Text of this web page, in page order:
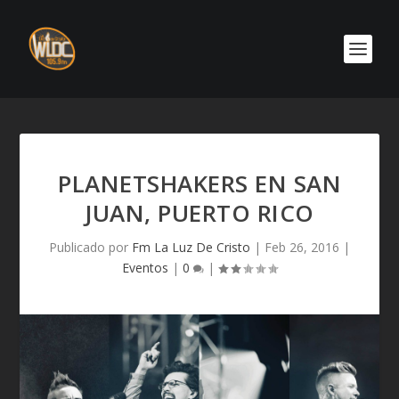
PLANETSHAKERS EN SAN
JUAN, PUERTO RICO
Publicado por Fm La Luz De Cristo | Feb 26, 2016 |
Eventos | 0 |